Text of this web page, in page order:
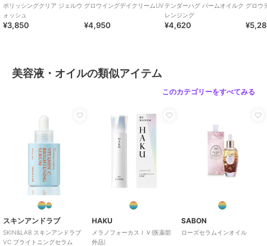
ポリッシングクリア ジェルウ
ォッシュ
¥3,850
グロウイングデイクリームUV
¥4,950
テンダーハグ バームオイルク
レンジング
¥4,620
グロウ
美容液・オイルの類似アイテム
このカテゴリーをすべてみる
スキンアンドラブ
SKIN&LAB スキンアンドラブ
VC ブライトニングセラム
HAKU
メラノフォーカスＩＶ(医薬部
外品)
SABON
ローズセラムインオイル